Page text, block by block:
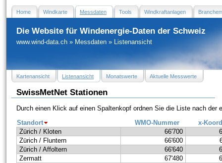
Home Windkarte Messdaten Tools Windkraftanlagen
Die Website für Windenergie-Daten der Schweiz
www.wind-data.ch » Messdaten » Listenansicht
Kartenansicht Listenansicht Monatswerte Aktuelle Messwerte
SwissMetNet Stationen
Durch einen Klick auf einen Spaltenkopf ordnen Sie die Liste nach der
Standort
WMO-Nummer
x-
Zürich / Kloten
66'700
Zürich / Fluntern
66'600
Zürich / Affoltern
66'640
Zermatt
67'480